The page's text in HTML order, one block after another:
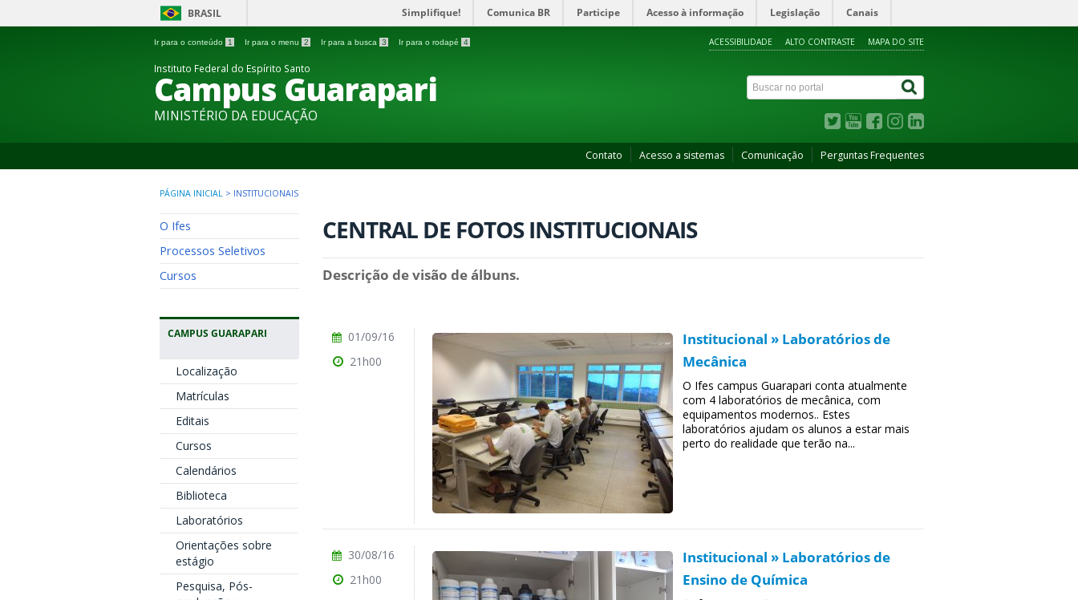
BRASIL Simplifique! Comunica BR Participe Acesso à informação Legislação Canais
Ir para o conteúdo 1 Ir para o menu 2 Ir para a busca 3 Ir para o rodapé 4 ACESSIBILIDADE ALTO CONTRASTE MAPA DO SITE
Instituto Federal do Espírito Santo
Campus Guarapari
MINISTÉRIO DA EDUCAÇÃO
Contato Acesso a sistemas Comunicação Perguntas Frequentes
PÁGINA INICIAL > INSTITUCIONAIS
O Ifes
Processos Seletivos
Cursos
CAMPUS GUARAPARI
Localização
Matrículas
Editais
Cursos
Calendários
Biblioteca
Laboratórios
Orientações sobre
estágio
Pesquisa, Pós-
CENTRAL DE FOTOS INSTITUCIONAIS
Descrição de visão de álbuns.
Institucional » Laboratórios de
Mecânica
O Ifes campus Guarapari conta atualmente
com 4 laboratórios de mecânica, com
equipamentos modernos.. Estes
laboratórios ajudam os alunos a estar mais
perto do realidade que terão na...
01/09/16
21h00
Institucional » Laboratórios de
Ensino de Química
30/08/16
21h00